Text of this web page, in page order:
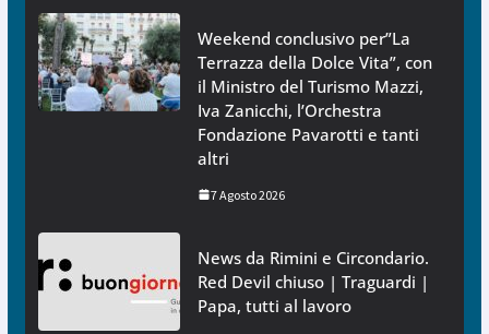
Weekend conclusivo per”La
Terrazza della Dolce Vita”, con
il Ministro del Turismo Mazzi,
Iva Zanicchi, l’Orchestra
Fondazione Pavarotti e tanti
altri
7 Agosto 2026
News da Rimini e Circondario.
Red Devil chiuso | Traguardi |
Papa, tutti al lavoro